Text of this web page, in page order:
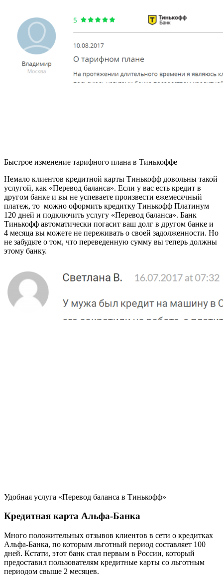
Быстрое изменение тарифного плана в Тинькоффе
Немало клиентов кредитной карты Тинькофф довольны такой
услугой, как «Перевод баланса». Если у вас есть кредит в
другом банке и вы не успеваете произвести ежемесячный
платеж, то можно оформить кредитку Тинькофф Платинум
120 дней и подключить услугу «Перевод баланса». Банк
Тинькофф автоматически погасит ваш долг в другом банке и
4 месяца вы можете не переживать о своей задолженности. Но
не забудьте о том, что переведенную сумму вы теперь должны
этому банку.
Удобная услуга «Перевод баланса в Тинькофф»
Кредитная карта Альфа-Банка
Много положительных отзывов клиентов в сети о кредитках
Альфа-Банка, по которым льготный период составляет 100
дней. Кстати, этот банк стал первым в России, который
предоставил пользователям кредитные карты со льготным
периодом свыше 2 месяцев.